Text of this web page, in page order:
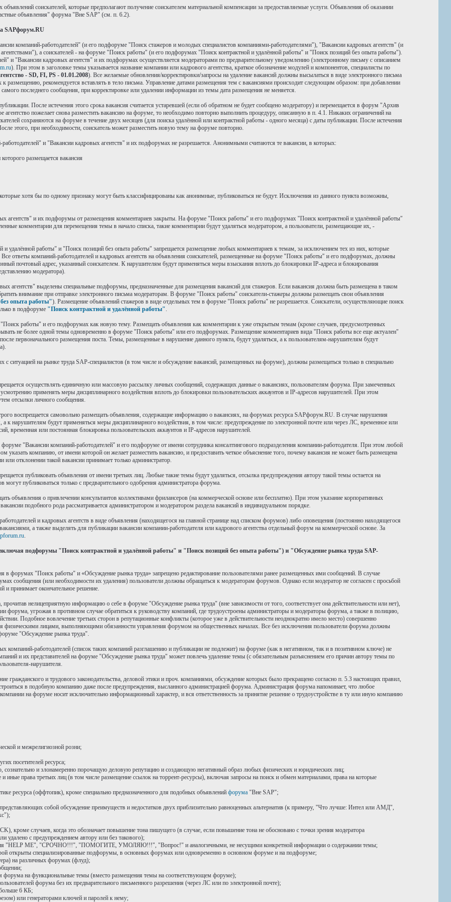
соискателей, которые предполагают получение соискателем материальной компенсации за предоставляемые услуги. Объявления об оказании
объявления" форума "Вне SAP" (см. п. 6.2).
SAPфорум.RU
компаний-работодателей" (и его подфоруме "Поиск стажеров и молодых специалистов компаниями-работодателями"), "Вакансии кадровых агентств" (и
а соискателей - на форуме "Поиск работы" (и его подфорумах "Поиск контрактной и удалённой работы" и "Поиск позиций без опыта работы").
и "Вакансии кадровых агентств" и их подфорумах осуществляется модераторами по предварительному уведомлению (электронному письму с описанием
). При этом в заголовке темы указывается название компании или кадрового агентства, краткое обозначение модулей и компонентов, специалисты по
- SD, FI, PS - 01.01.2008). Все желаемые обновления/корректировки/запросы на удаление вакансий должны высылаться в виде электронного письма
к размещению, рекомендуется вставлять в тело письма. Управление датами размещения тем с вакансиями происходит следующим образом: при добавлении
последнего сообщения, при корректировке или удалении информации из темы дата размещения не меняется.
После истечения этого срока вакансия считается устаревшей (если об обратном не будет сообщено модератору) и перемещается в форум "Архив
пожелает снова разместить вакансию на форуме, то необходимо повторно выполнить процедуру, описанную в п. 4.1. Никаких ограничений на
сохраняются на форуме в течение двух месяцев (для поиска удалённой или контрактной работы - одного месяца) с даты публикации. После истечения
этого, при необходимости, соискатель может разместить новую тему на форуме повторно.
и "Вакансии кадровых агентств" и их подфорумах не разрешается. Анонимными считаются те вакансии, в которых:
размещается вакансия
хотя бы по одному признаку могут быть классифицированы как анонимные, публиковаться не будут. Исключения из данного пункта возможны,
агентств" и их подфорумы от размещения комментариев закрыты. На форуме "Поиск работы" и его подфорумах "Поиск контрактной и удалённой работы"
комментарии для перемещения темы в начало списка, такие комментарии будут удаляться модератором, а пользователи, размещающие их, -
работы" и "Поиск позиций без опыта работы" запрещается размещение любых комментариев к темам, за исключением тех из них, которые
ответы компаний-работодателей и кадровых агентств на объявления соискателей, размещенные на форуме "Поиск работы" и его подфорумах, должны
почтовый адрес, указанный соискателем. К нарушителям будут применяться меры взыскания вплоть до блокировки IP-адреса и блокирования
модератора).
агентств" выделены специальные подфорумы, предназначенные для размещения вакансий для стажеров. Если вакансия должна быть размещена в таком
внимание при отправке электронного письма модераторам. В форуме "Поиск работы" соискатели-стажеры должны размещать свои объявления
опыта работы"). Размещение объявлений стажеров в виде отдельных тем в форуме "Поиск работы" не разрешается. Соискатели, осуществляющие поиск
в подфоруме "Поиск контрактной и удалённой работы".
работы" и его подфорумах как новую тему. Размещать объявления как комментарии к уже открытым темам (кроме случаев, предусмотренных
не более одной темы одновременно в форуме "Поиск работы" или его подфорумах. Размещение комментариев вида "Поиск работы все еще актуален"
первоначального размещения поста. Темы, размещенные в нарушение данного пункта, будут удаляться, а к пользователям-нарушителям будут
на рынке труда SAP-специалистов (в том числе и обсуждение вакансий, размещенных на форуме), должны размещаться только в специально
осуществлять единичную или массовую рассылку личных сообщений, содержащих данные о вакансиях, пользователям форума. При замеченных
применять меры дисциплинарного воздействия вплоть до блокировки пользовательских аккаунтов и IP-адресов нарушителей. При этом
отсылки личного сообщения.
воспрещается самовольно размещать объявления, содержащие информацию о вакансиях, на форумах ресурса SAPфорум.RU. В случае нарушения
к нарушителям будут применяться меры дисциплинарного воздействия, в том числе: предупреждение по электронной почте или через ЛС, временное или
временная или постоянная блокировка пользовательских аккаунтов и IP-адресов нарушителей.
"Вакансии компаний-работодателей" и его подфоруме от имени сотрудника консалтингового подразделения компании-работодателя. При этом любой
компанию, от имени которой он желает разместить вакансию, и предоставить четкое объяснение того, почему вакансия не может быть размещена
отклонении такой вакансии принимает только администратор.
публиковать объявления от имени третьих лиц. Любые такие темы будут удаляться, отсылка предупреждения автору такой темы остается на
публиковаться только с предварительного одобрения администратора форума.
объявления о привлечении консультантов коллективами фрилансеров (на коммерческой основе или бесплатно). При этом указание корпоративных
подобного рода рассматривается администратором и модератором раздела вакансий в индивидуальном порядке.
и кадровых агентств в виде объявления (находящегося на главной странице над списком форумов) либо оповещения (постоянно находящегося
а также выделять для публикации вакансии компании-работодателя или кадрового агентства отдельный форум на коммерческой основе. За
.
подфорумы "Поиск контрактной и удалённой работы" и "Поиск позиций без опыта работы") и "Обсуждение рынка труда SAP-
в форумах "Поиск работы" и «Обсуждение рынка труда» запрещено редактирование пользователями ранее размещенных ими сообщений. В случае
сообщения (или необходимости их удаления) пользователи должны обращаться к модераторам форумов. Однако если модератор не согласен с просьбой
и принимает окончательное решение.
нелицеприятную информацию о себе в форуме "Обсуждение рынка труда" (вне зависимости от того, соответствует она действительности или нет),
форума, угрожая в противном случае обратиться к руководству компаний, где трудоустроены администраторы и модераторы форума, а также в полицию,
Подобное вовлечение третьих сторон в репутационные конфликты (которое уже в действительности неоднократно имело место) совершенно
физическими лицами, выполняющими обязанности управления форумом на общественных началах. Все без исключения пользователи форума должны
"Обсуждение рынка труда".
компаний-работодателей (список таких компаний разглашению и публикации не подлежит) на форуме (как в негативном, так и в позитивном ключе) не
и их представителей на форуме "Обсуждение рынка труда" может повлечь удаление темы (с обязательным разъяснением его причин автору темы по
нарушителя.
гражданского и трудового законодательства, деловой этики и проч. компаниями, обсуждение которых было прекращено согласно п. 5.3 настоящих правил,
в подобную компанию даже после предупреждения, высланного администрацией форума. Администрация форума напоминает, что любое
на форуме носит исключительно информационный характер, и вся ответственность за принятие решение о трудоустройстве в ту или иную компанию
и межрелигиозной розни;
посетителей ресурса;
и злонамеренно порочащую деловую репутацию и создающую негативный образ любых физических и юридических лиц;
права третьих лиц (в том числе размещение ссылок на торрент-ресурсы), включая запросы на поиск и обмен материалами, права на которые
ресурса (оффтопик), кроме специально предназначенного для подобных объявлений форума"Вне SAP";
собой обсуждение преимуществ и недостатков двух приблизительно равноценных альтернатив (к примеру, "Что лучше: Интел или АМД",
кроме случаев, когда это обозначает повышение тона пишущего (в случае, если повышение тона не обосновано с точки зрения модератора
удалено с предупреждением автору или без такового);
"HELP ME", "СРОЧНО!!!", "ПОМОГИТЕ, УМОЛЯЮ!!!", "Вопрос!" и аналогичными, не несущими конкретной информации о содержании темы;
открыты специализированные подфорумы, в основных форумах или одновременно в основном форуме и на подфоруме;
на различных форумах (флуд);
форума на функциональные темы (вместо размещения темы на соответствующем форуме);
форума без их предварительного письменного разрешения (через ЛС или по электронной почте);
6 КБ;
или генераторами ключей и паролей к нему;